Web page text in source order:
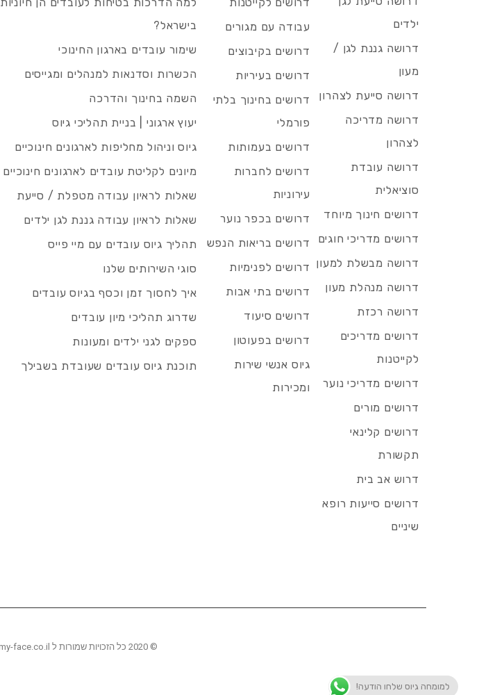
ילדים
דרושה גננת לגן /
מעון
דרושה סייעת לצהרון
דרושה מדריכה
לצהרון
דרושה עובדת
סוציאלית
דרושים חינוך מיוחד
דרושים מדריכי חוגים
דרושה מבשלת למעון
דרושה מנהלת מעון
דרושה רכזת
דרושים מדריכים
לקייטנות
דרושים מדריכי נוער
דרושים מורים
דרושים קלינאי
תקשורת
דרוש אב בית
דרושים סייעות רופא
שיניים
עבודה עם מגורים
דרושים בקיבוצים
דרושים בעיריות
דרושים בחינוך בלתי
פורמלי
דרושים בעמותות
דרושים לחברות
עירוניות
דרושים בכפר נוער
דרושים בריאות הנפש
דרושים לפנימיות
דרושים בתי אבות
דרושים סיעוד
דרושים בפעוטון
גיוס אנשי שירות
ומכירות
בישראל?
שימור עובדים בארגון החינוכי
הכשרות וסדנאות למנהלים ומגייסים
השמה בחינוך והדרכה
יעוץ ארגוני | בניית תהליכי גיוס
גיוס וניהול מחליפות לארגונים חינוכיים
מיונים לקליטת עובדים לארגונים חינוכיים
שאלות לראיון עבודה מטפלת / סייעת
שאלות לראיון עבודה גננת לגן ילדים
תהליך גיוס עובדים עם מיי פייס
סוגי השירותים שלנו
איך לחסוך זמן וכסף בגיוס עובדים
שדרוג תהליכי מיון עובדים
ספקים לגני ילדים ומעונות
תוכנת גיוס עובדים שעובדת בשבילך
© 2020 כל הזכויות שמורות ל my-face.co.il |
למומחה גיוס שלחו הודעה!